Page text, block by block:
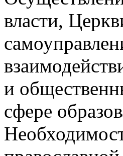
власти,
и
сфере